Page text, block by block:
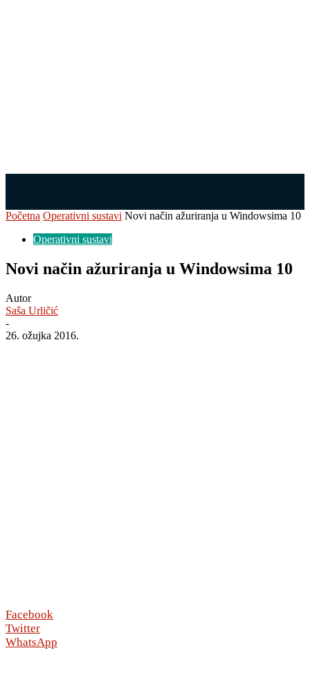
Početna Operativni sustavi Novi način ažuriranja u Windowsima 10
Operativni sustavi
Novi način ažuriranja u Windowsima 10
Autor
Saša Urličić
-
26. ožujka 2016.
Facebook
Twitter
WhatsApp